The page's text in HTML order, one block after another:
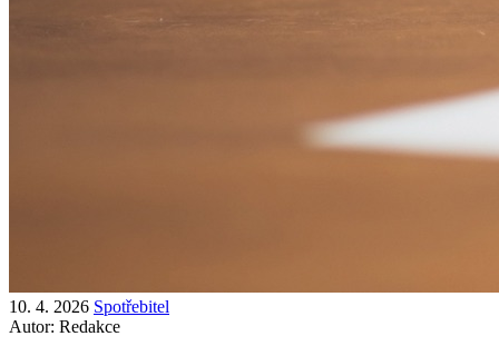
10. 4. 2026 Spotřebitel
Autor: Redakce